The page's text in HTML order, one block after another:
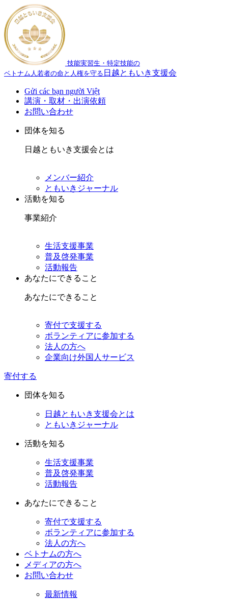
技能実習生・特定技能の
ベトナム人若者の命と人権を守る 日越ともいき支援会
Gửi các bạn người Việt
講演・取材・出演依頼
お問い合わせ
団体を知る
日越ともいき支援会とは
メンバー紹介
ともいきジャーナル
活動を知る
事業紹介
生活支援事業
普及啓発事業
活動報告
あなたにできること
あなたにできること
寄付で支援する
ボランティアに参加する
法人の方へ
企業向け外国人サービス
寄付する
団体を知る
日越ともいき支援会とは
ともいきジャーナル
活動を知る
生活支援事業
普及啓発事業
活動報告
あなたにできること
寄付で支援する
ボランティアに参加する
法人の方へ
ベトナムの方へ
メディアの方へ
お問い合わせ
最新情報